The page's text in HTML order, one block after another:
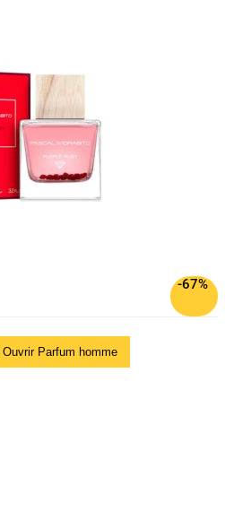
-67%
Ouvrir Parfum homme